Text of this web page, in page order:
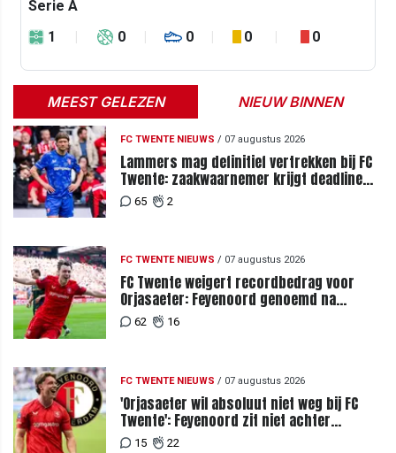
Serie A
1
0 0 0 0
MEEST GELEZEN NIEUW BINNEN
FC TWENTE NIEUWS / 07 augustus 2026
Lammers mag definitief vertrekken bij FC
Twente: zaakwaarnemer krijgt deadline
vanwege komst vervanger
65 2
FC TWENTE NIEUWS / 07 augustus 2026
FC Twente weigert recordbedrag voor
Orjasaeter: Feyenoord genoemd na
megabod
62 16
FC TWENTE NIEUWS / 07 augustus 2026
'Orjasaeter wil absoluut niet weg bij FC
Twente': Feyenoord zit niet achter
recordbod
15 22